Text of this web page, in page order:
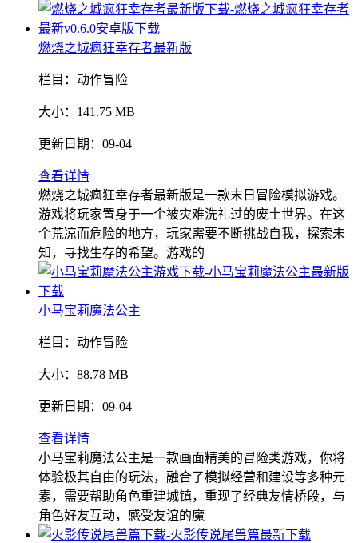
燃烧之城疯狂幸存者最新版
栏目： 动作冒险
大小： 141.75 MB
更新日期： 09-04
查看详情
燃烧之城疯狂幸存者最新版是一款末日冒险模拟游戏。
游戏将玩家置身于一个被灾难洗礼过的废土世界。在这
个荒凉而危险的地方，玩家需要不断挑战自我，探索未
知，寻找生存的希望。游戏的
小马宝莉魔法公主
栏目： 动作冒险
大小： 88.78 MB
更新日期： 09-04
查看详情
小马宝莉魔法公主是一款画面精美的冒险类游戏，你将
体验极其自由的玩法，融合了模拟经营和建设等多种元
素，需要帮助角色重建城镇，重现了经典友情桥段，与
角色好友互动，感受友谊的魔